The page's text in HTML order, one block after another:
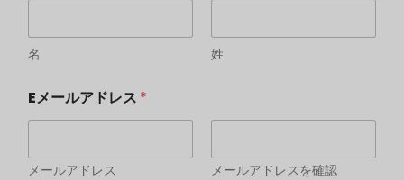
名 姓
Eメールアドレス *
メールアドレス メールアドレスを確認